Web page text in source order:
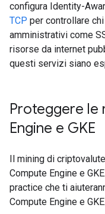
configura Identity-
TCP per controllare
amministrativi come
risorse da internet
questi servizi siano
Proteggere le
Engine e GKE
Il mining di
Compute Engine e
practice che ti
Compute Engine e GKE.